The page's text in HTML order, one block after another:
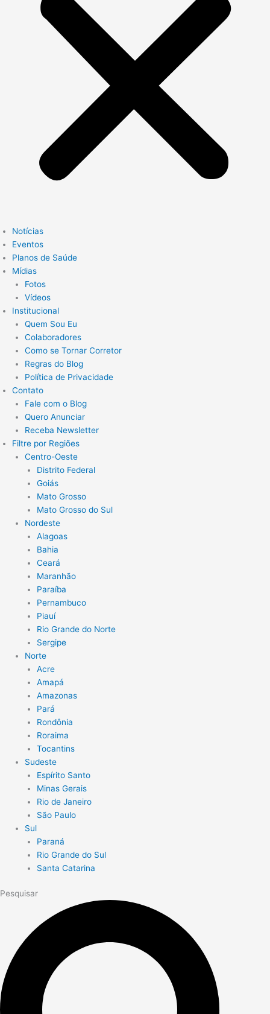
Notícias
Eventos
Planos de Saúde
Mídias
Fotos
Vídeos
Institucional
Quem Sou Eu
Colaboradores
Como se Tornar Corretor
Regras do Blog
Política de Privacidade
Contato
Fale com o Blog
Quero Anunciar
Receba Newsletter
Filtre por Regiões
Centro-Oeste
Distrito Federal
Goiás
Mato Grosso
Mato Grosso do Sul
Nordeste
Alagoas
Bahia
Ceará
Maranhão
Paraíba
Pernambuco
Piauí
Rio Grande do Norte
Sergipe
Norte
Acre
Amapá
Amazonas
Pará
Rondônia
Roraima
Tocantins
Sudeste
Espírito Santo
Minas Gerais
Rio de Janeiro
São Paulo
Sul
Paraná
Rio Grande do Sul
Santa Catarina
Pesquisar